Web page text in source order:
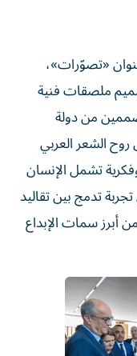
«تصوّرات»،
ملصقات فنية
10 فنانين ومصممين من دولة
روح الشعر العربي
تشمل الإنسان
تدمج بين تقاليد
أبرز سمات الإبداع